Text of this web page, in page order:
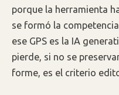
porque la herramienta
se formó la
ese GPS es la IA
pierde, si no se
forme, es el criterio